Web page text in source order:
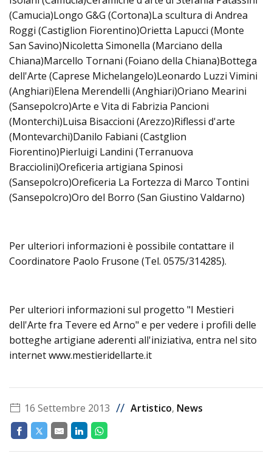
(Camucia)Longo G&G (Cortona)La scultura di Andrea
Roggi (Castiglion Fiorentino)Orietta Lapucci (Monte
San Savino)Nicoletta Simonella (Marciano della
Chiana)Marcello Tornani (Foiano della Chiana)Bottega
dell'Arte (Caprese Michelangelo)Leonardo Luzzi Vimini
(Anghiari)Elena Merendelli (Anghiari)Oriano Mearini
(Sansepolcro)Arte e Vita di Fabrizia Pancioni
(Monterchi)Luisa Bisaccioni (Arezzo)Riflessi d'arte
(Montevarchi)Danilo Fabiani (Castglion
Fiorentino)Pierluigi Landini (Terranuova
Bracciolini)Oreficeria artigiana Spinosi
(Sansepolcro)Oreficeria La Fortezza di Marco Tontini
(Sansepolcro)Oro del Borro (San Giustino Valdarno)
Per ulteriori informazioni è possibile contattare il
Coordinatore Paolo Frusone (Tel. 0575/314285).
Per ulteriori informazioni sul progetto "I Mestieri
dell'Arte fra Tevere ed Arno" e per vedere i profili delle
botteghe artigiane aderenti all'iniziativa, entra nel sito
internet www.mestieridellarte.it
16 Settembre 2013 // Artistico, News